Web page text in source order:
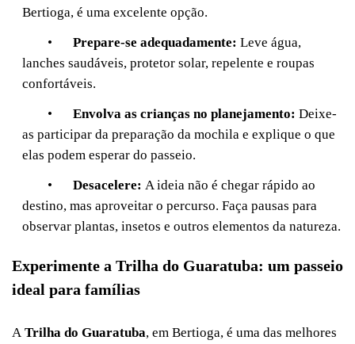
Bertioga, é uma excelente opção.
•
Prepare-se adequadamente: Leve água,
lanches saudáveis, protetor solar, repelente e roupas
confortáveis.
•
Envolva as crianças no planejamento: Deixe-
as participar da preparação da mochila e explique o que
elas podem esperar do passeio.
•
Desacelere: A ideia não é chegar rápido ao
destino, mas aproveitar o percurso. Faça pausas para
observar plantas, insetos e outros elementos da natureza.
Experimente a Trilha do Guaratuba: um passeio
ideal para famílias
A Trilha do Guaratuba, em Bertioga, é uma das melhores